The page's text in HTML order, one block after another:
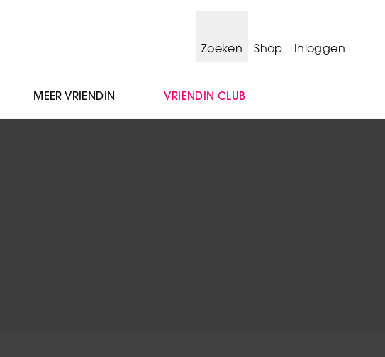
Zoeken
Shop Inloggen
MEER VRIENDIN VRIENDIN CLUB